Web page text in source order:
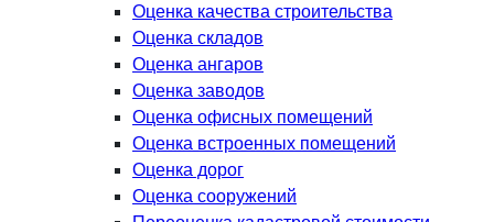
Оценка качества строительства
Оценка складов
Оценка ангаров
Оценка заводов
Оценка офисных помещений
Оценка встроенных помещений
Оценка дорог
Оценка сооружений